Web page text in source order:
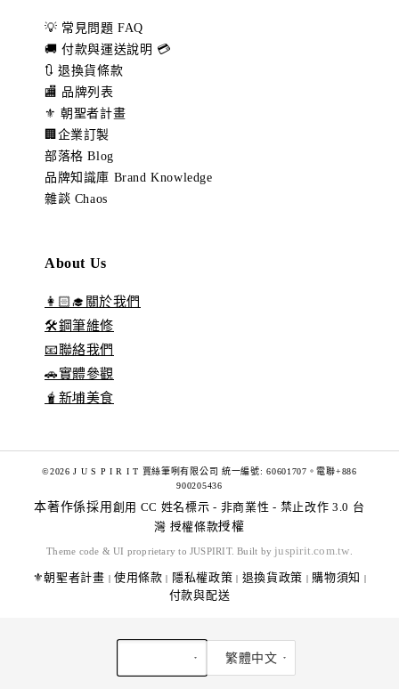
💡 常見問題 FAQ
🚚 付款與運送說明 💳
🔃 退換貨條款
🏬 品牌列表
⚜️ 朝聖者計畫
🏢企業訂製
部落格 Blog
品牌知識庫 Brand Knowledge
雜談 Chaos
About Us
👩🏻‍🎓關於我們
🛠️鋼筆維修
📧聯絡我們
🚗實體參觀
🧋新埔美食
©2026 J U S P I R I T 賈絲筆咧有限公司 統一編號: 60601707。電聯+886
900205436
本著作係採用 創用 CC 姓名標示 - 非商業性 - 禁止改作 3.0 台
灣 授權條款授權
Theme code & UI proprietary to JUSPIRIT. Built by juspirit.com.tw
⚜️朝聖者計畫 | 使用條款 | 隱私權政策 | 退換貨政策 | 購物須知 |
付款與配送